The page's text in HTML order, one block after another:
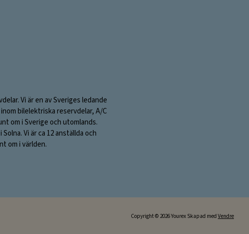
Vi är en av Sveriges ledande
bilelektriska reservdelar, A/C
om i Sverige och utomlands.
Vi är ca 12 anställda och
om i världen.
Copyright © 2026 Yourex Skapad med Vendre